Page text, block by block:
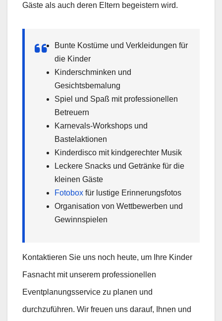
Gäste als auch deren Eltern begeistern wird.
Bunte Kostüme und Verkleidungen für
die Kinder
Kinderschminken und
Gesichtsbemalung
Spiel und Spaß mit professionellen
Betreuern
Karnevals-Workshops und
Bastelaktionen
Kinderdisco mit kindgerechter Musik
Leckere Snacks und Getränke für die
kleinen Gäste
Fotobox für lustige Erinnerungsfotos
Organisation von Wettbewerben und
Gewinnspielen
Kontaktieren Sie uns noch heute, um Ihre Kinder
Fasnacht mit unserem professionellen
Eventplanungsservice zu planen und
durchzuführen. Wir freuen uns darauf, Ihnen und